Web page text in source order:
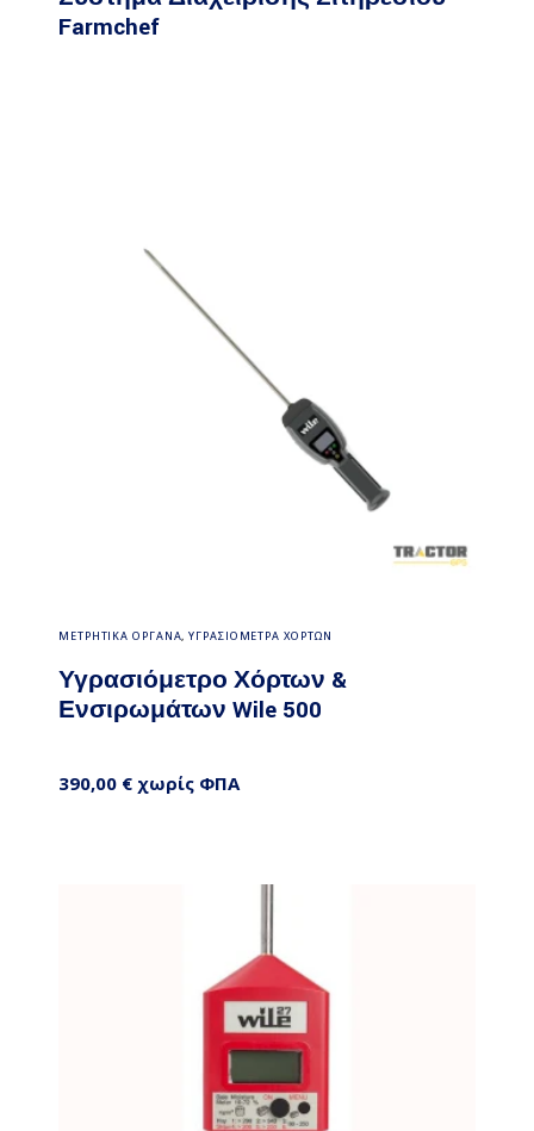
Farmchef
Προσθήκη στο καλάθι
ΜΕΤΡΗΤΙΚΑ ΟΡΓΑΝΑ,ΥΓΡΑΣΙΟΜΕΤΡΑ ΧΟΡΤΩΝ
Υγρασιόμετρο Χόρτων &
Ενσιρωμάτων Wile 500
390,00 € χωρίς ΦΠΑ